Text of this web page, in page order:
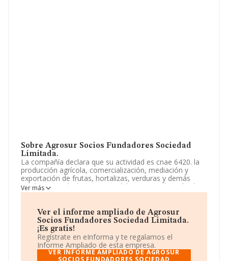
Sobre Agrosur Socios Fundadores Sociedad
Limitada.
La compañía declara que su actividad es cnae 6420. la
producción agrícola, comercialización, mediación y
exportación de frutas, hortalizas, verduras y demás
productos agrícolas en general. la comercialización de
terrenos, parcelaciones, construcciones de invernaderos
preparación y segre. La empresa está registrada como
Sociedad Limitada. Su CNAE corresponde a 4631 con
código 'Comercio al por mayor de frutas y hortalizas'.
La compañía no tiene actividad en mercados exteriores.
La compañíaAgrosur Socios Fundadores Sociedad
Ver más
Ver el informe ampliado de Agrosur
Socios Fundadores Sociedad Limitada.
¡Es gratis!
Regístrate en eInforma y te regalamos el
Informe Ampliado de esta empresa.
VER INFORME AMPLIADO DE AGROSUR
SOCIOS FUNDADORES SOCIEDAD